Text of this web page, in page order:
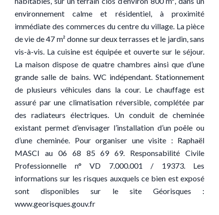
environnement calme et résidentiel, à proximité
immédiate des commerces du centre du village. La pièce
de vie de 47 m² donne sur deux terrasses et le jardin, sans
vis-à-vis. La cuisine est équipée et ouverte sur le séjour.
La maison dispose de quatre chambres ainsi que d’une
grande salle de bains. WC indépendant. Stationnement
de plusieurs véhicules dans la cour. Le chauffage est
assuré par une climatisation réversible, complétée par
des radiateurs électriques. Un conduit de cheminée
existant permet d’envisager l’installation d’un poêle ou
d’une cheminée. Pour organiser une visite : Raphaël
MASCI au 06 68 85 69 69. Responsabilité Civile
Professionnelle n° VD 7.000.001 / 19373. Les
informations sur les risques auxquels ce bien est exposé
sont disponibles sur le site Géorisques :
www.georisques.gouv.fr